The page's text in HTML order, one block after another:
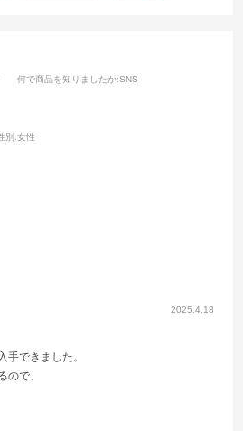
2025.4.18
何で商品を知りましたか:SNS
別:女性
手できました。
ので、